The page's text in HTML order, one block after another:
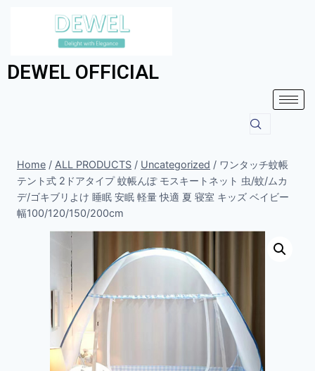
DEWEL OFFICIAL
Home / ALL PRODUCTS / Uncategorized / ワンタッチ蚊帳
テント式 2ドアタイプ 蚊帳んぽ モスキートネット 虫/蚊/ムカ
デ/ゴキブリよけ 睡眠 安眠 軽量 快適 夏 寝室 キッズ ベイビー
幅100/120/150/200cm